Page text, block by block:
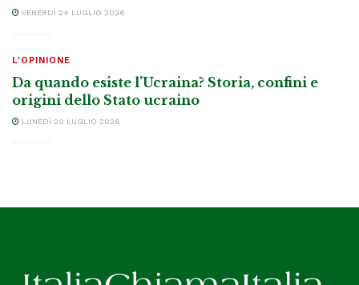
VENERDÌ 24 LUGLIO 2026
L'OPINIONE
Da quando esiste l’Ucraina? Storia, confini e
origini dello Stato ucraino
LUNEDÌ 20 LUGLIO 2026